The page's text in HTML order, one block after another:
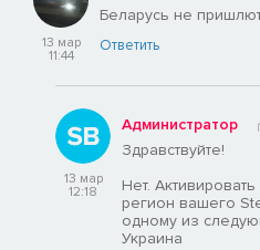
13 мар
11:44
Беларусь не
Ответить
13 мар
12:18
Администратор
Здравствуйте!
Нет.
регион вашего
одному из
Украина